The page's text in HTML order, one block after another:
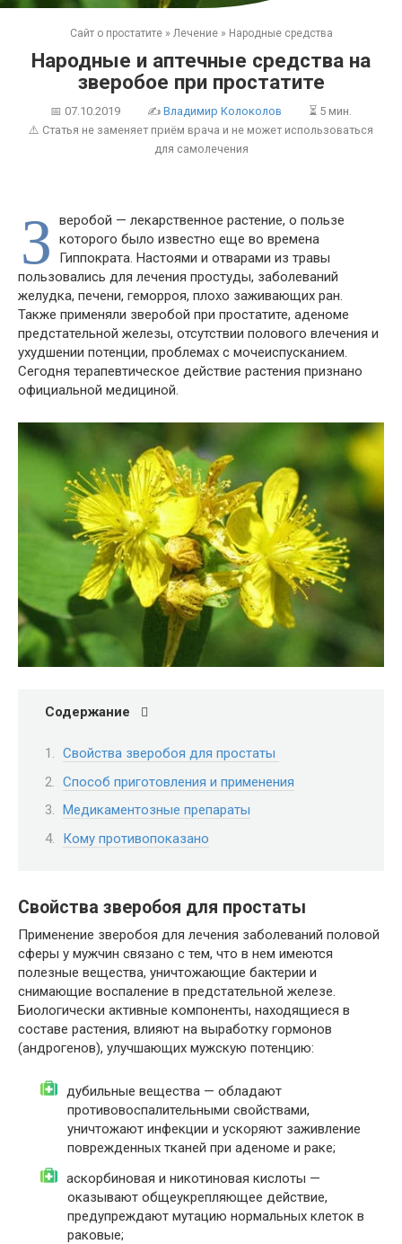
Сайт о простатите » Лечение » Народные средства
Народные и аптечные средства на
зверобое при простатите
📅 07.10.2019 ✍ Владимир Колоколов
⏳ 5 мин.
⚠️ Статья не заменяет приём врача и не может использоваться
для самолечения
З
веробой — лекарственное растение, о пользе
которого было известно еще во времена
Гиппократа. Настоями и отварами из травы
пользовались для лечения простуды, заболеваний
желудка, печени, геморроя, плохо заживающих ран.
Также применяли зверобой при простатите, аденоме
предстательной железы, отсутствии полового влечения и
ухудшении потенции, проблемах с мочеиспусканием.
Сегодня терапевтическое действие растения признано
официальной медициной.
Содержание
Свойства зверобоя для простаты
Способ приготовления и применения
Медикаментозные препараты
Кому противопоказано
Свойства зверобоя для простаты
Применение зверобоя для лечения заболеваний половой
сферы у мужчин связано с тем, что в нем имеются
полезные вещества, уничтожающие бактерии и
снимающие воспаление в предстательной железе.
Биологически активные компоненты, находящиеся в
составе растения, влияют на выработку гормонов
(андрогенов), улучшающих мужскую потенцию:
дубильные вещества — обладают
противовоспалительными свойствами,
уничтожают инфекции и ускоряют заживление
поврежденных тканей при аденоме и раке;
аскорбиновая и никотиновая кислоты —
оказывают общеукрепляющее действие,
предупреждают мутацию нормальных клеток в
раковые;